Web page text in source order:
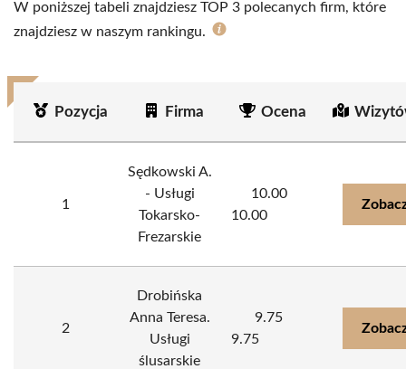
W poniższej tabeli znajdziesz TOP 3 polecanych firm, które
znajdziesz w naszym rankingu.
Pozycja Firma Ocena
1
Sędkowski A.
- Usługi
Tokarsko-
Frezarskie
10.00
10.00
2
Drobińska
Anna Teresa.
Usługi
ślusarskie
9.75
9.75